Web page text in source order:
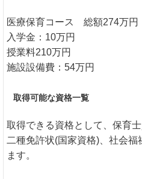
医療保育コース 総額274万円
入学金：10万円
授業料210万円
施設設備費：54万円
取得可能な資格一覧
取得できる資格として、保育
二種免許状(国家資格)、社会福
ます。